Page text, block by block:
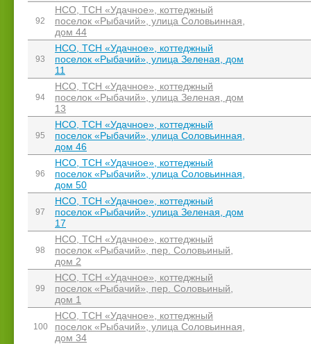
92
НСО, ТСН «Удачное», коттеджный
поселок «Рыбачий», улица Соловьинная,
дом 44
93
НСО, ТСН «Удачное», коттеджный
поселок «Рыбачий», улица Зеленая, дом
11
94
НСО, ТСН «Удачное», коттеджный
поселок «Рыбачий», улица Зеленая, дом
13
95
НСО, ТСН «Удачное», коттеджный
поселок «Рыбачий», улица Соловьинная,
дом 46
96
НСО, ТСН «Удачное», коттеджный
поселок «Рыбачий», улица Соловьинная,
дом 50
97
НСО, ТСН «Удачное», коттеджный
поселок «Рыбачий», улица Зеленая, дом
17
98
НСО, ТСН «Удачное», коттеджный
поселок «Рыбачий», пер. Соловьиный,
дом 2
99
НСО, ТСН «Удачное», коттеджный
поселок «Рыбачий», пер. Соловьиный,
дом 1
100
НСО, ТСН «Удачное», коттеджный
поселок «Рыбачий», улица Соловьинная,
дом 34